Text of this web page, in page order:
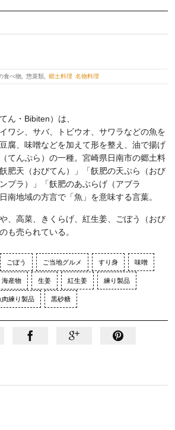
食べ物 惣菜類 郷土料理 名物料理
ん・Bibiten）は、
ワシ、サバ、トビウオ、サワラなどの魚を
腐、味噌などを加えて形を整え、油で揚げ
てんぷら）の一種。宮崎県日南市の郷土料
肥天（おびてん）」「飫肥の天ぷら（おび
プラ）」「飫肥のあぶらげ（アブラ
南地域の方言で「魚」を意味する言葉。
、高菜、きくらげ、紅生姜、ごぼう（おび
も売られている。
ごぼう ご当地グルメ すり身 味噌
海産物 生姜 紅生姜 練り製品
肉練り製品 黒砂糖